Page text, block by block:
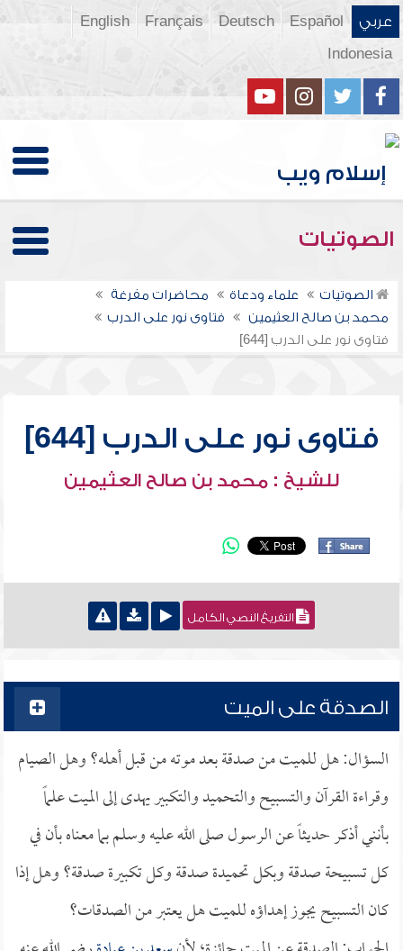
عربي Español
Deutsch
Français
English
Indonesia
الصوتيات
الصوتيات علماء ودعاة
محاضرات مفرغة
محمد بن صالح العثيمين
فتاوى نور على الدرب
فتاوى نور على الدرب [644]
فتاوى نور على الدرب [644]
للشيخ : محمد بن صالح العثيمين
التفريغ النصي الكامل
الصدقة على الميت
السؤال: هل للميت من صدقة بعد موته من قبل أهله؟ وهل الصيام
وقراءة القرآن والتسبيح والتحميد والتكبير يهدى إلى الميت علماً
بأنني أذكر حديثاً عن الرسول صلى الله عليه وسلم بما معناه بأن في
كل تسبيحة صدقة وبكل تحميدة صدقة وكل تكبيرة صدقة؟ وهل إذا
كان التسبيح يجوز إهداؤه للميت هل يعتبر من الصدقات؟